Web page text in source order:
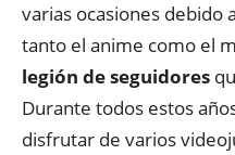
varias ocasiones debido
tanto el anime como el
legión de seguidores
Durante todos estos
disfrutar de varios